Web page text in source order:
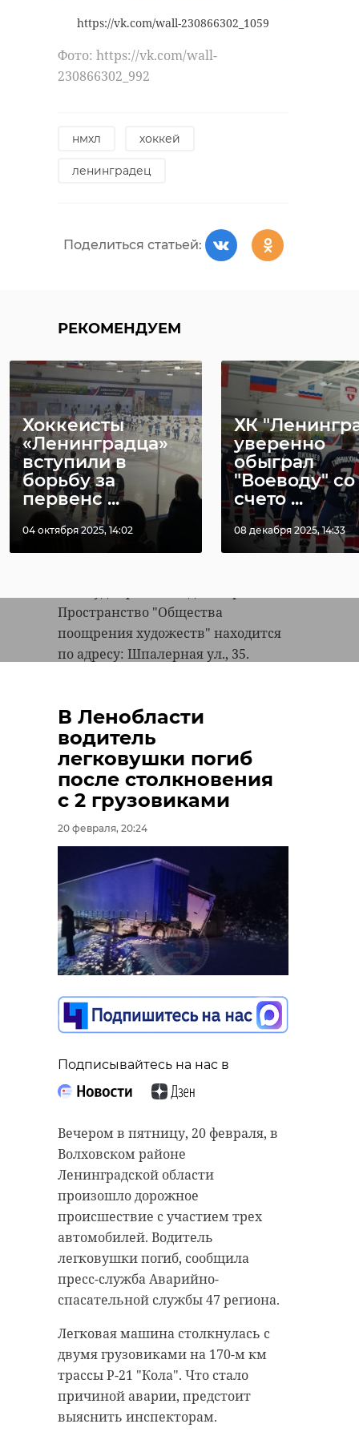
https://vk.com/wall-230866302_1059
Фото: https://vk.com/wall-
230866302_992
нмхл хоккей
ленинградец
Поделиться статьей:
РЕКОМЕНДУЕМ
Хоккеисты
«Ленинградца»
вступили в
борьбу за
первенс ...
04 октября 2025, 14:02
ХК
уверенно
обыграл
"Воеводу" со
счето ...
08 декабря 2025, 14:33
В Ленобласти
водитель
легковушки погиб
после столкновения
с 2 грузовиками
20 февраля, 20:24
Подписывайтесь на нас в
Вечером в пятницу, 20 февраля, в
Волховском районе
Ленинградской области
произошло дорожное
происшествие с участием трех
автомобилей. Водитель
легковушки погиб, сообщила
пресс-служба Аварийно-
спасательной службы 47 региона.
Легковая машина столкнулась с
двумя грузовиками на 170-м км
трассы Р-21 "Кола". Что стало
причиной аварии, предстоит
выяснить инспекторам.
"Ладожской" в
изменит маршр ...
28 февраля 2023, 10:45
прое ...
01 апреля 2025, 13:52
Масленицы, расписала кокошник
героини полотна, которая с
удовольствием уплетает блины.
Также в экспозицию вошли
работы подопечных взрослых и
детских центров социальной
реабилитации. Всего на выставке
можно увидеть более 80 полотен.
Пространство "Общества
поощрения художеств" находится
по адресу: Шпалерная ул., 35.
Фото: 47channel
санкт-петербург выставка
Поделиться статьей: